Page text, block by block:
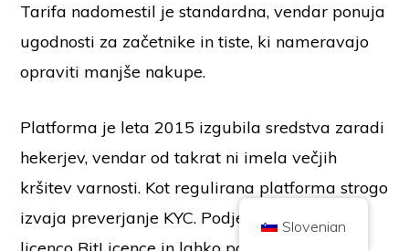
Tarifa nadomestil je standardna, vendar ponuja
ugodnosti za začetnike in tiste, ki nameravajo
opraviti manjše nakupe.
Platforma je leta 2015 izgubila sredstva zaradi
hekerjev, vendar od takrat ni imela večjih
kršitev varnosti. Kot regulirana platforma strogo
izvaja preverjanje KYC. Podjetje ima tudi
Naslov: 2. nadstropje 167-169 Great Portland Street, London, Združeno
kraljestvo, W1W 5PF
Vsebina je informativnega značaja in ni naložbeni nasvet. Pretekla
povezano s tveganjem.
Združenega kraljestva (Financial Ombudsman Service). Vlaganje v
kriptovaluto je povezano s tveganjem in kriptovaluta lahko pridobi na
vrednosti ali pa izgubi del vrednosti ali celotno vrednost. Za dobiček od
prodaje kriptovalute se lahko uporablja davek na kapitalski dobiček.
DOMOV O PRAVILNIK O ZASEBNOSTI PIŠITE NAM
Slovenian